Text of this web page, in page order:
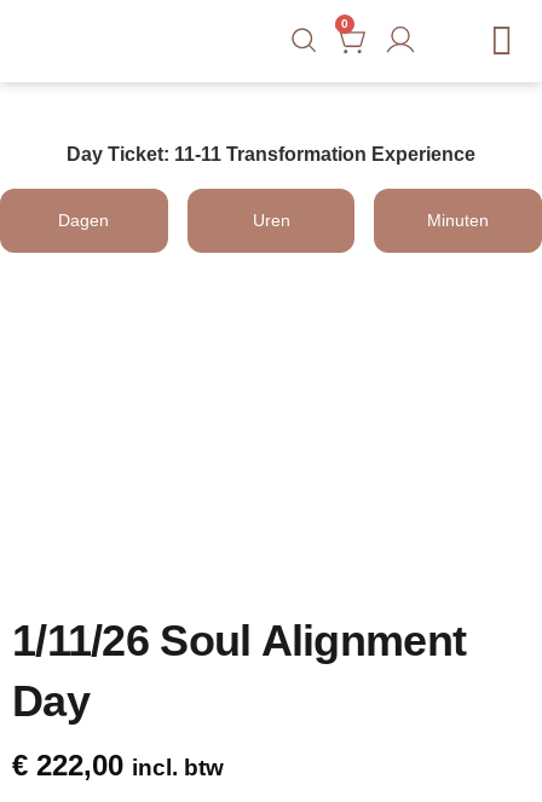
0
Day Ticket: 11-11 Transformation Experience
Dagen Uren Minuten
1/11/26 Soul Alignment
Day
€222,00 incl. btw